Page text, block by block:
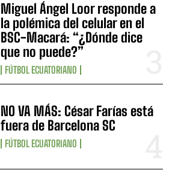
Miguel Ángel Loor responde a
la polémica del celular en el
BSC-Macará: “¿Dónde dice
que no puede?”
FÚTBOL ECUATORIANO
NO VA MÁS: César Farías está
fuera de Barcelona SC
FÚTBOL ECUATORIANO